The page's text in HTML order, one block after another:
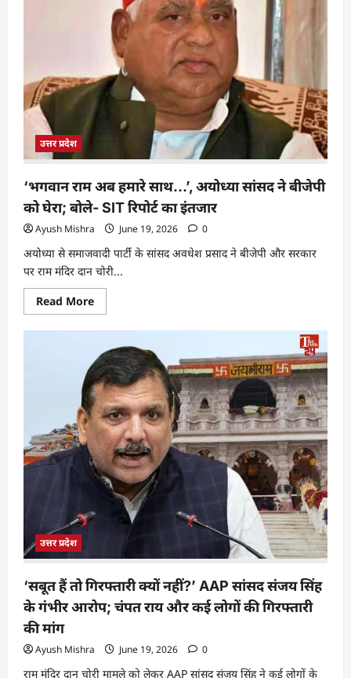
उत्तर प्रदेश
‘भगवान राम अब हमारे साथ…’, अयोध्या सांसद ने बीजेपी
को घेरा; बोले- SIT रिपोर्ट का इंतजार
Ayush Mishra June 19, 2026 0
अयोध्या से समाजवादी पार्टी के सांसद अवधेश प्रसाद ने बीजेपी और सरकार
पर राम मंदिर दान चोरी...
Read More
उत्तर प्रदेश
‘सबूत हैं तो गिरफ्तारी क्यों नहीं?’ AAP सांसद संजय सिंह
के गंभीर आरोप; चंपत राय और कई लोगों की गिरफ्तारी
की मांग
Ayush Mishra June 19, 2026 0
राम मंदिर दान चोरी मामले को लेकर AAP सांसद संजय सिंह ने कई लोगों के